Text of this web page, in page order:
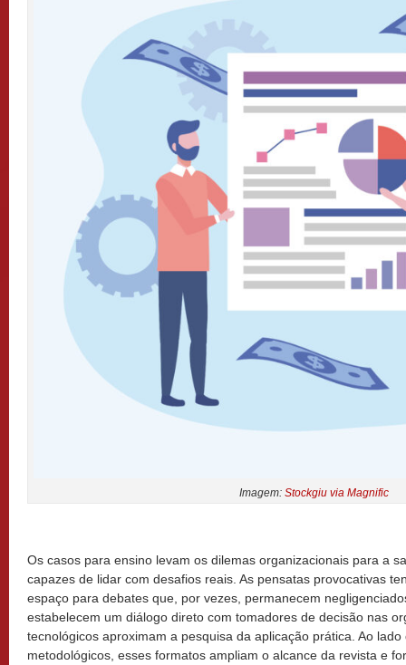
Imagem: Stockgiu via Magnific
Os casos para ensino levam os dilemas organizacionais para a
capazes de lidar com desafios reais. As pensatas provocativas
espaço para debates que, por vezes, permanecem
estabelecem um diálogo direto com tomadores de decisão nas
tecnológicos aproximam a pesquisa da aplicação prática. Ao
metodológicos, esses formatos ampliam o alcance da revista e